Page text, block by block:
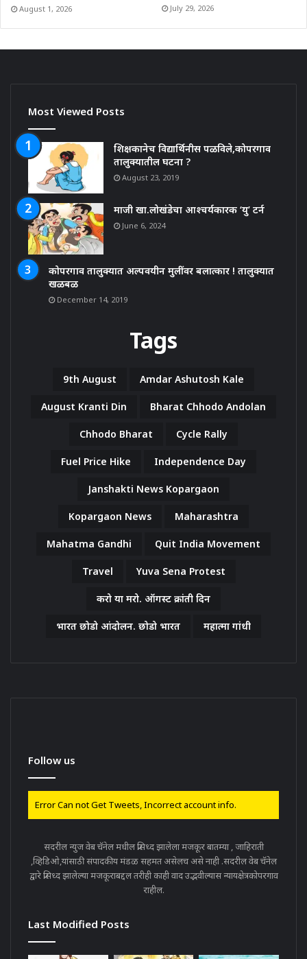
August 1, 2026 July 29, 2026
Most Viewed Posts
शिक्षकानेच विद्यार्थिनीस पळविले,कोपरगाव
तालुक्यातील घटना ?
August 23, 2019
माजी खा.लोखंडेचा आश्चर्यकारक ‘यु’ टर्न
June 6, 2024
कोपरगाव तालुक्यात अल्पवयीन मुलींवर बलात्कार ! तालुक्यात
खळबळ
December 14, 2019
Tags
9th August Amdar Ashutosh Kale
August Kranti Din Bharat Chhodo Andolan
Chhodo Bharat Cycle Rally
Fuel Price Hike Independence Day
Janshakti News Kopargaon
Kopargaon News Maharashtra
Mahatma Gandhi Quit India Movement
Travel Yuva Sena Protest
करो या मरो. ऑगस्ट क्रांती दिन
भारत छोडो आंदोलन. छोडो भारत महात्मा गांधी
Follow us
Error Can not Get Tweets, Incorrect account info.
सदरील न्युज वेब चॅनेल मधील प्रसिध्द झालेला मजकूर बातम्या , जाहिराती
,व्हिडिओ,यांसाठी संपादकीय मंडळ सहमत असेलच असे नाही .सदरील वेब चॅनेल
द्वारे प्रसिध्द झालेल्या मजकूराबद्दल तरीही काही वाद उद्भवील्यास न्यायक्षेत्रकोपरगाव
राहील.
Last Modified Posts